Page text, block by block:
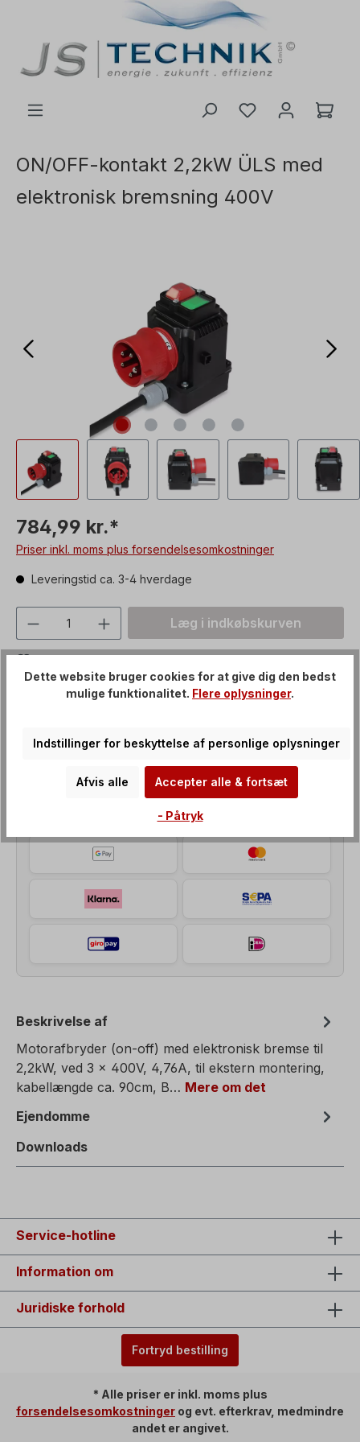
ON/OFF-kontakt 2,2kW ÜLS med
elektronisk bremsning 400V
784,99 kr.*
Priser inkl. moms plus forsendelsesomkostninger
Leveringstid ca. 3-4 hverdage
Produktmængde: Indtast den
Læg i indkøbskurven
Produktnummer:ZBS-400-UeLS-5A
Beskrivelse af
Motorafbryder (on-off) med elektronisk bremse til
2,2kW, ved 3 x 400V, 4,76A, til ekstern montering,
kabellængde ca. 90cm, B… Mere om det
Ejendomme
Downloads
Service-hotline
Information om
Juridiske forhold
Fortryd bestilling
* Alle priser er inkl. moms plus
forsendelsesomkostninger og evt. efterkrav, medmindre
andet er angivet.
Dette website bruger cookies for at give dig den bedst
mulige funktionalitet. Flere oplysninger.
Indstillinger for beskyttelse af personlige oplysninger
Afvis alle Accepter alle & fortsæt
- Påtryk